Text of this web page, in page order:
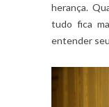
herança.
tudo fica
entender